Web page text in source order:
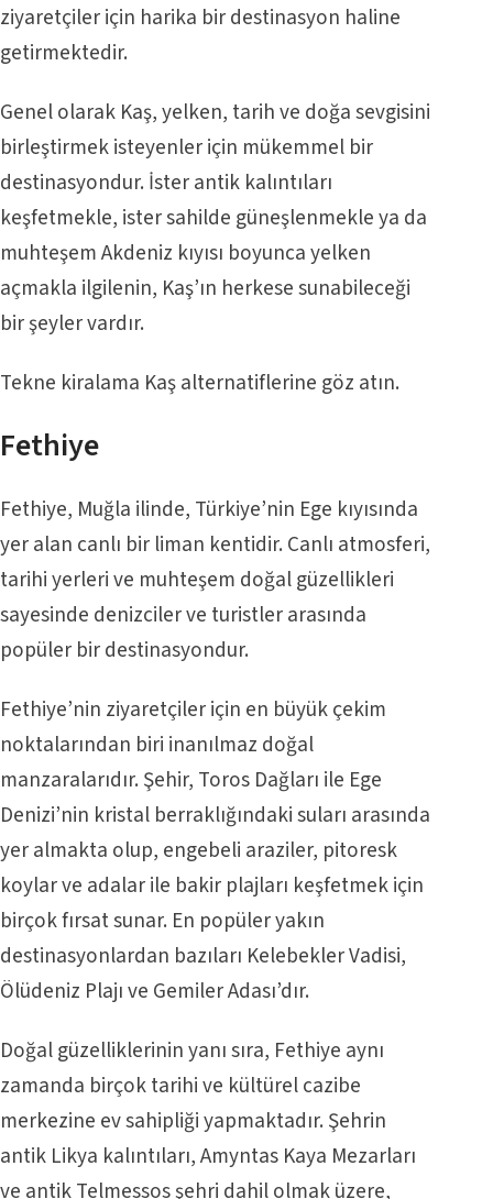
ziyaretçiler için harika bir destinasyon haline
getirmektedir.
Genel olarak Kaş, yelken, tarih ve doğa sevgisini
birleştirmek isteyenler için mükemmel bir
destinasyondur. İster antik kalıntıları
keşfetmekle, ister sahilde güneşlenmekle ya da
muhteşem Akdeniz kıyısı boyunca yelken
açmakla ilgilenin, Kaş’ın herkese sunabileceği
bir şeyler vardır.
Tekne kiralama Kaşalternatiflerine göz atın.
Fethiye
Fethiye, Muğla ilinde, Türkiye’nin Ege kıyısında
yer alan canlı bir liman kentidir. Canlı atmosferi,
tarihi yerleri ve muhteşem doğal güzellikleri
sayesinde denizciler ve turistler arasında
popüler bir destinasyondur.
Fethiye’nin ziyaretçiler için en büyük çekim
noktalarından biri inanılmaz doğal
manzaralarıdır. Şehir, Toros Dağları ile Ege
Denizi’nin kristal berraklığındaki suları arasında
yer almakta olup, engebeli araziler, pitoresk
koylar ve adalar ile bakir plajları keşfetmek için
birçok fırsat sunar. En popüler yakın
destinasyonlardan bazıları Kelebekler Vadisi,
Ölüdeniz Plajı ve Gemiler Adası’dır.
Doğal güzelliklerinin yanı sıra, Fethiye aynı
zamanda birçok tarihi ve kültürel cazibe
merkezine ev sahipliği yapmaktadır. Şehrin
antik Likya kalıntıları, Amyntas Kaya Mezarları
ve antik Telmessos şehri dahil olmak üzere,